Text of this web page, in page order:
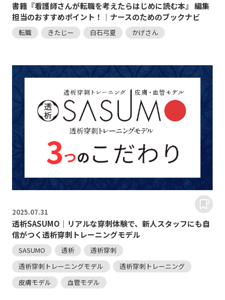
書籍『看護師さんが転職を考えたらはじめに読む本』 編集
担当のおすすめポイント！｜ナースのためのブックナビ
転職 きたじー 白石弓夏 かげさん
2025.07.31
透析SASUMO｜リアルな穿刺体験で、新人スタッフにも自
信がつく透析穿刺トレーニングモデル
SASUMO 透析
透析穿刺
透析穿刺トレーニングモデル
透析穿刺トレーニング
皮膚モデル
血管モデル